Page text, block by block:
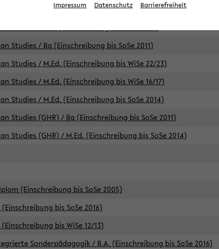
Studies / B.A. (Einschreibung bis SoSe 2015)
Studies / Ba (Einschreibung bis SoSe 2011)
Studies / M.Ed. (Einschreibung bis WiSe 22/23)
Studies / M.Ed. (Einschreibung bis WiSe 16/17)
Studies / M.Ed. (Einschreibung bis SoSe 2014)
Studies (GHR) / Ba (Einschreibung bis SoSe 2011)
Studies (GHR) / M.Ed. (Einschreibung bis SoSe 2014)
(Einschreibung bis SoSe 2005)
bis SoSe 2016)
bis WiSe 12/13)
Sonderpädagogik / B.A. (Einschreibung bis SoSe 2016)
Impressum Datenschutz Barrierefreiheit